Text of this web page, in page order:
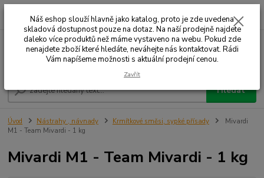
Menu
Hledat
+420 732 707 573 za
Úvod Nástrahy , návnady Krmítkové směsi, sypké přísady
Mivardi
M1 - Team Mivardi - 1 kg
Mivardi M1 - Team Mivardi - 1 kg
Náš eshop slouží hlavně jako katalog, proto je zde uvedena
skladová dostupnost pouze na dotaz. Na naší prodejně najdete
daleko více produktů než máme vystaveno na webu. Pokud zde
nenajdete zboží které hledáte, neváhejte nás kontaktovat. Rádi
Vám napíšeme možnosti s aktuální prodejní cenou.
Zavřít